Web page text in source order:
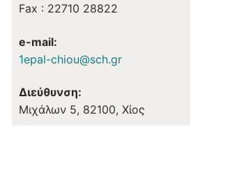
Fax : 22710 28822
e-mail:
1epal-chiou@sch.gr
Διεύθυνση:
Μιχάλων 5, 82100, Χίος